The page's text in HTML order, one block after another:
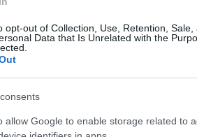
opt-out of Collection, Use, Retention, Sale,
Data that Is Unrelated with the
allow Google to enable storage related to
október 7-i támadása
következetesen és
országban, találkozott
az visszatért a gázai